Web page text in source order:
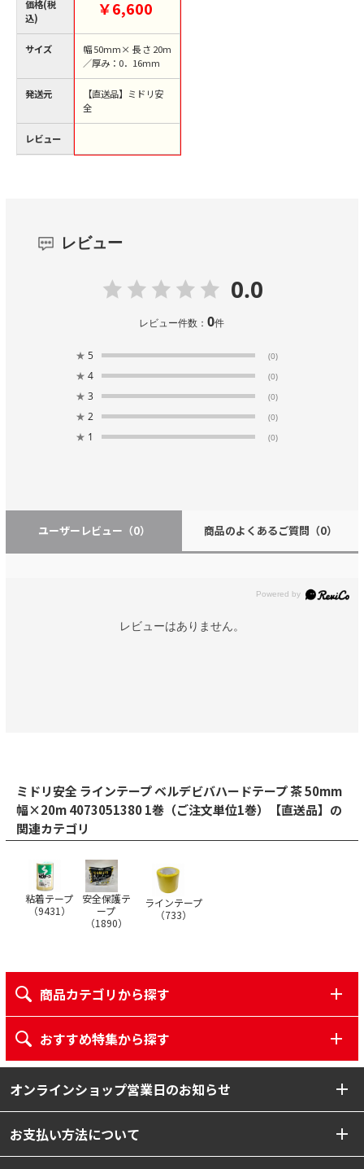
価格(税
込)
サイズ
発送元
レビュー
【直送品】
￥6,600
幅50mm×長さ20m
／厚み：0．16mm
【直送品】ミドリ安
全
レビュー
0.0
レビュー件数：0件
★ 5 (0)
★ 4 (0)
★ 3 (0)
★ 2 (0)
★ 1 (0)
ユーザーレビュー （0） 商品のよくあるご質問 （0）
レビューはありません。
ミドリ安全 ラインテープ ベルデビバハードテープ 茶 50mm
幅×20m 4073051380 1巻（ご注文単位1巻）【直送品】の
関連カテゴリ
粘着テープ
（9431 ）
安全保護テ
ープ
（1890）
ラインテープ
（733）
商品カテゴリから探す
おすすめ特集から探す
オンラインショップ営業日のお知らせ
お支払い方法について